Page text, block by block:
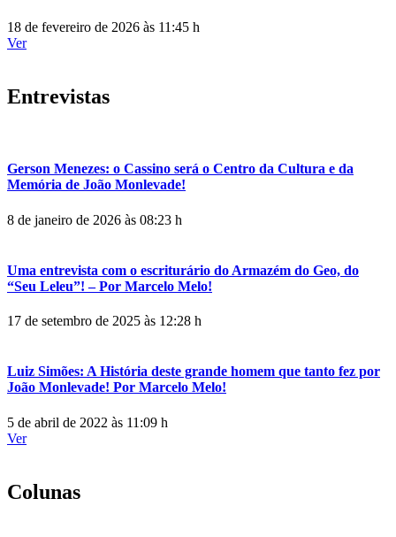
18 de fevereiro de 2026 às 11:45 h
Ver
Entrevistas
Gerson Menezes: o Cassino será o Centro da Cultura e da
Memória de João Monlevade!
8 de janeiro de 2026 às 08:23 h
Uma entrevista com o escriturário do Armazém do Geo, do
“Seu Leleu”! – Por Marcelo Melo!
17 de setembro de 2025 às 12:28 h
Luiz Simões: A História deste grande homem que tanto fez por
João Monlevade! Por Marcelo Melo!
5 de abril de 2022 às 11:09 h
Ver
Colunas